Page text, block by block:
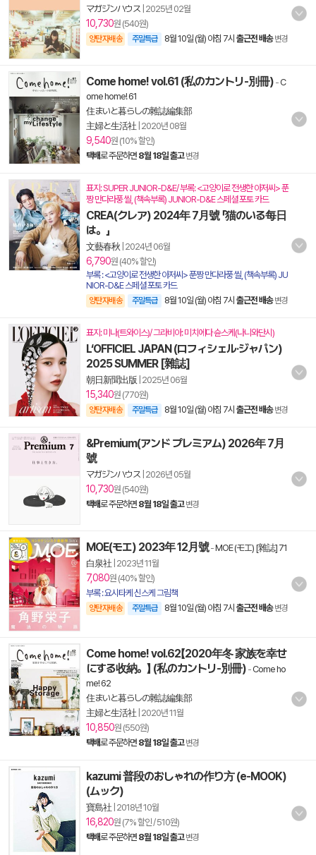
マガジンハウス 2025년 02월
10,730원 (540원)
양탄자배송 주말특급 8월 10일 (월) 아침 7시 출근전 배송 변경
Come home! vol.61 (私のカントリ-別冊) -C
ome home! 61
住まいと暮らしの雜誌編集部
主婦と生活社 2020년 08월
9,540원 (10% 할인)
택배로 주문하면 8월 18일 출고 변경
표지: SUPER JUNIOR-D&E/ 부록: <고양이로 전생한 아저씨> 푼
짱 만다라풍 씰, (책속부록) JUNIOR-D&E 스페셜 포토 카드
CREA(クレア) 2024年 7月號 「猫のいる每日
は。」
文藝春秋 2024년 06월
6,790원 (40% 할인)
부록 : <고양이로 전생한 아저씨> 푼짱 만다라풍 씰, (책속부록) JU
NIOR-D&E 스페셜 포토 카드
양탄자배송 주말특급 8월 10일 (월) 아침 7시 출근전 배송 변경
표지: 미나(트와이스)/ 그라비아: 미치에다 슌스케(나니와단시)
L‘OFFICIEL JAPAN (ロフィシェル·ジャパン)
2025 SUMMER [雜誌]
朝日新聞出版 2025년 06월
15,340원 (770원)
양탄자배송 주말특급 8월 10일 (월) 아침 7시 출근전 배송 변경
&Premium(アンド プレミアム) 2026年 7月
號
マガジンハウス 2026년 05월
10,730원 (540원)
택배로 주문하면 8월 18일 출고 변경
MOE(モエ) 2023年 12月號-MOE (モエ) [雜誌] 71
白泉社 2023년 11월
7,080원 (40% 할인)
부록 : 요시타케 신스케 그림책
양탄자배송 주말특급 8월 10일 (월) 아침 7시 출근전 배송 변경
Come home! vol.62【2020年冬 家族を幸せ
にする收納。】 (私のカントリ-別冊) -Come ho
me! 62
住まいと暮らしの雜誌編集部
主婦と生活社 2020년 11월
10,850원 (550원)
택배로 주문하면 8월 18일 출고 변경
kazumi 普段のおしゃれの作り方 (e-MOOK)
(ムック)
寶島社 2018년 10월
16,820원 (7% 할인 / 510원)
택배로 주문하면 8월 18일 출고 변경